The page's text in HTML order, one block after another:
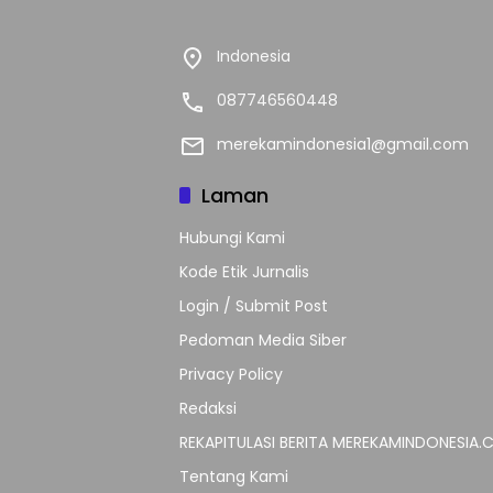
Indonesia
087746560448
merekamindonesia1@gmail.com
Laman
Hubungi Kami
Kode Etik Jurnalis
Login / Submit Post
Pedoman Media Siber
Privacy Policy
Redaksi
REKAPITULASI BERITA
Tentang Kami